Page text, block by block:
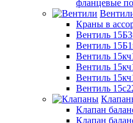
фланцевые
Краны в
Вентиль
Вентиль
Вентиль
Вентиль
Вентиль
Вентиль
Клапан
Клапан